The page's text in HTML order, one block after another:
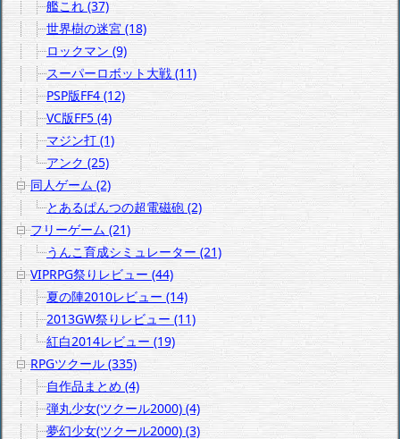
艦これ (37)
世界樹の迷宮 (18)
ロックマン (9)
スーパーロボット大戦 (11)
PSP版FF4 (12)
VC版FF5 (4)
マジン打 (1)
アンク (25)
同人ゲーム (2)
とあるぱんつの超電磁砲 (2)
フリーゲーム (21)
うんこ育成シミュレーター (21)
VIPRPG祭りレビュー (44)
夏の陣2010レビュー (14)
2013GW祭りレビュー (11)
紅白2014レビュー (19)
RPGツクール (335)
自作品まとめ (4)
弾丸少女(ツクール2000) (4)
夢幻少女(ツクール2000) (3)